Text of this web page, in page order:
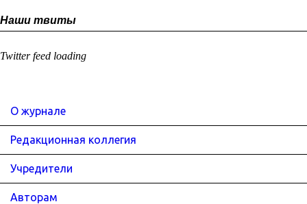
Наши твиты
Twitter feed loading
О журнале
Редакционная коллегия
Учредители
Авторам